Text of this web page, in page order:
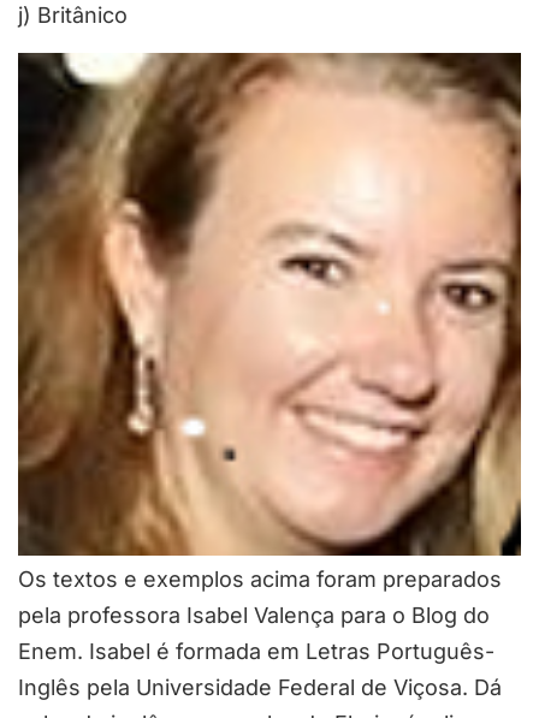
j) Britânico
Os textos e exemplos acima foram preparados
pela professora Isabel Valença para o Blog do
Enem. Isabel é formada em Letras Português-
Inglês pela Universidade Federal de Viçosa. Dá